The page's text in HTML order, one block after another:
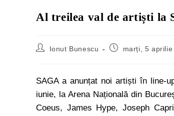
Al treilea val de artiști la
Ionut Bunescu marți, 5 aprilie
SAGA a anunțat noi artiști în line-
iunie, la Arena Națională din
Coeus, James Hype, Joseph